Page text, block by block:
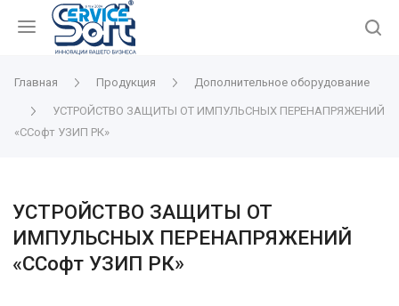
Главная Продукция Дополнительное оборудование
УСТРОЙСТВО ЗАЩИТЫ ОТ ИМПУЛЬСНЫХ ПЕРЕНАПРЯЖЕНИЙ
«СCофт УЗИП РК»
УСТРОЙСТВО ЗАЩИТЫ ОТ
ИМПУЛЬСНЫХ ПЕРЕНАПРЯЖЕНИЙ
«СCофт УЗИП РК»